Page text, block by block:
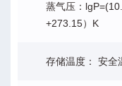
蒸气压：
+273.15）K
存储温度： 安